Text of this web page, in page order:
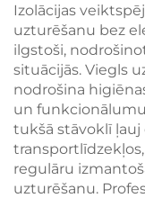
Izolācijas
uzturēšanu bez
ilgstoši,
situācijās. Viegls
nodrošina
un
tukšā stāvoklī
regulāru
uzturēšanu.